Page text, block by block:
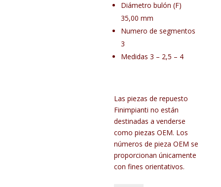
Diámetro bulón (F)
35,00 mm
Numero de segmentos
3
Medidas 3 – 2,5 – 4
Las piezas de repuesto
Finimpianti no están
destinadas a venderse
como piezas OEM. Los
números de pieza OEM se
proporcionan únicamente
con fines orientativos.